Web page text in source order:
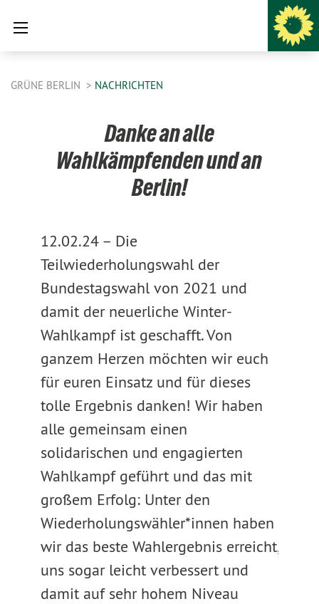
GRÜNE BERLIN NACHRICHTEN
Danke an alle
Wahlkämpfenden und an
Berlin!
12.02.24 – Die
Teilwiederholungswahl der
Bundestagswahl von 2021 und
damit der neuerliche Winter-
Wahlkampf ist geschafft. Von
ganzem Herzen möchten wir euch
für euren Einsatz und für dieses
tolle Ergebnis danken! Wir haben
alle gemeinsam einen
solidarischen und engagierten
Wahlkampf geführt und das mit
großem Erfolg: Unter den
Wiederholungswähler*innen haben
wir das beste Wahlergebnis erreicht,
uns sogar leicht verbessert und
damit auf sehr hohem Niveau